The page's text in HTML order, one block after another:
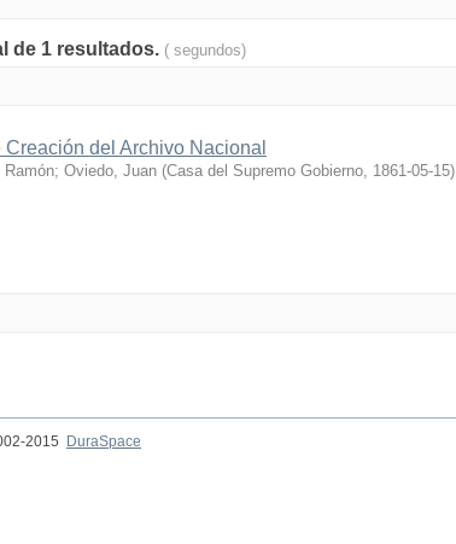
de 1 resultados. ( segundos)
Creación del Archivo Nacional
; Oviedo, Juan (Casa del Supremo Gobierno, 1861-05-15)
2015 DuraSpace